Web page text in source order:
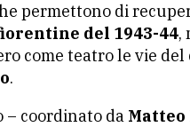
permettono di
del 1943-44,
come teatro le vie del
.
– coordinato da Matteo